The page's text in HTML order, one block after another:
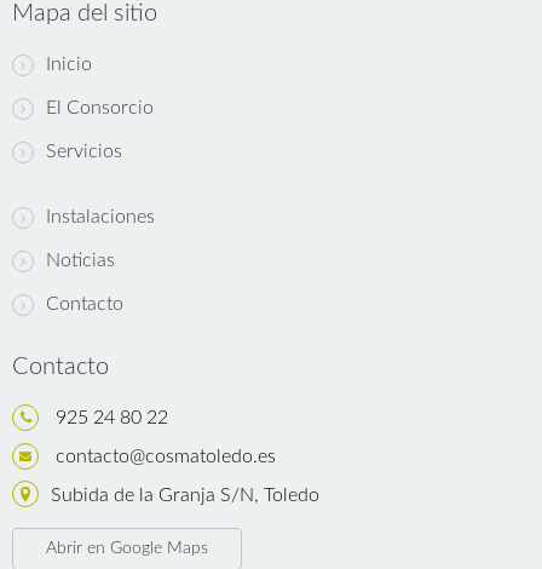
Mapa del sitio
Inicio
El Consorcio
Servicios
Instalaciones
Noticias
Contacto
Contacto
925 24 80 22
contacto@cosmatoledo.es
Subida de la Granja S/N, Toledo
Abrir en Google Maps